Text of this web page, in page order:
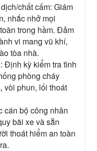
chất cấm: Giám
nhắc nhở mọi
trong hầm. Đảm
vi mang vũ khí,
tòa nhà.
Định kỳ kiểm tra tình
phòng cháy
vòi phun, lối thoát
cán bộ công nhân
bãi xe và sẵn
thoát hiểm an toàn